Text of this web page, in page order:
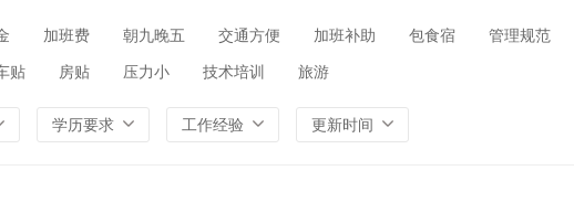
加班费 朝九晚五 交通方便 加班补助 包食宿 管理规范
贴 房贴 压力小 技术培训 旅游
学历要求 工作经验 更新时间